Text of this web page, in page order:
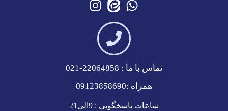
تماس با ما : 22064858-021
همراه :09123858690
ساعات پاسخگویی : 9الی21